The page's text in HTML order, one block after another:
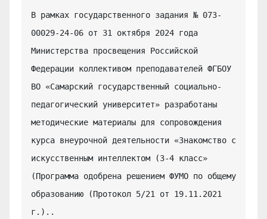
В рамках государственного задания № 073-
00029-24-06 от 31 октября 2024 года
Министерства просвещения Российской
Федерации коллективом преподавателей ФГБОУ
ВО «Самарский государственный социально-
педагогический университет» разработаны
методические материалы для сопровождения
курса внеурочной деятельности «Знакомство с
искусственным интеллектом (3-4 класс»
(Программа одобрена решением ФУМО по общему
образованию (Протокол 5/21 от 19.11.2021
г.)..